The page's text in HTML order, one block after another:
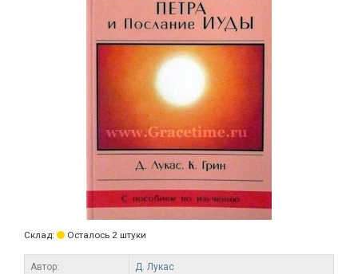
Склад: Осталось 2 штуки
Автор: Д. Лукас